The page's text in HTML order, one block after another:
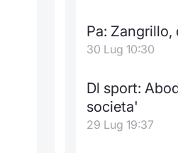
Pa:
30 Lug 10:30
Dl sport:
societa'
29 Lug 19:37